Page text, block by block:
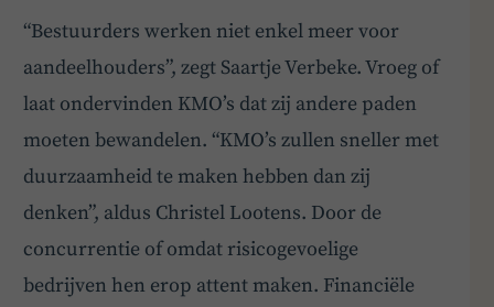
“Bestuurders werken niet enkel meer voor
aandeelhouders”, zegt Saartje Verbeke. Vroeg of
laat ondervinden KMO’s dat zij andere paden
moeten bewandelen. “KMO’s zullen sneller met
duurzaamheid te maken hebben dan zij
denken”, aldus Christel Lootens. Door de
concurrentie of omdat risicogevoelige
bedrijven hen erop attent maken. Financiële